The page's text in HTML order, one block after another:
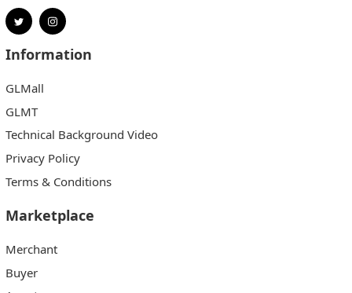
Information
GLMall
GLMT
Technical Background Video
Privacy Policy
Terms & Conditions
Marketplace
Merchant
Buyer